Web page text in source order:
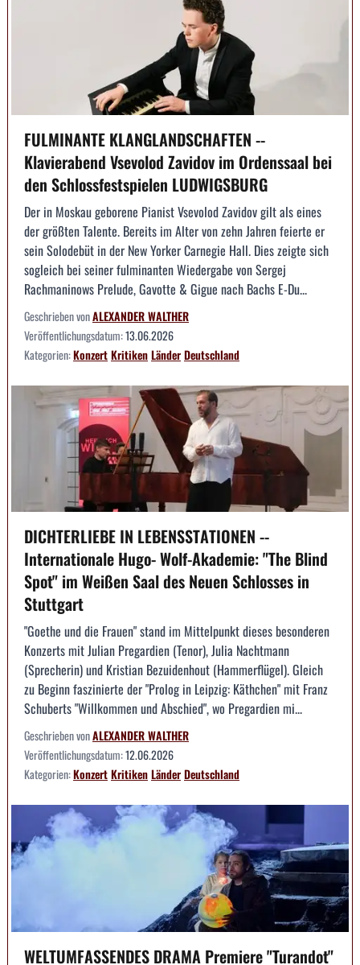
FULMINANTE KLANGLANDSCHAFTEN --
Klavierabend Vsevolod Zavidov im Ordenssaal bei
den Schlossfestspielen LUDWIGSBURG
Der in Moskau geborene Pianist Vsevolod Zavidov gilt als eines
der größten Talente. Bereits im Alter von zehn Jahren feierte er
sein Solodebüt in der New Yorker Carnegie Hall. Dies zeigte sich
sogleich bei seiner fulminanten Wiedergabe von Sergej
Rachmaninows Prelude, Gavotte & Gigue nach Bachs E-Du...
Geschrieben vonALEXANDER WALTHER
Veröffentlichungsdatum:13.06.2026
Kategorien:KonzertKritikenLänderDeutschland
DICHTERLIEBE IN LEBENSSTATIONEN --
Internationale Hugo- Wolf-Akademie: "The Blind
Spot" im Weißen Saal des Neuen Schlosses in
Stuttgart
"Goethe und die Frauen" stand im Mittelpunkt dieses besonderen
Konzerts mit Julian Pregardien (Tenor), Julia Nachtmann
(Sprecherin) und Kristian Bezuidenhout (Hammerflügel). Gleich
zu Beginn faszinierte der "Prolog in Leipzig: Käthchen" mit Franz
Schuberts "Willkommen und Abschied", wo Pregardien mi...
Geschrieben vonALEXANDER WALTHER
Veröffentlichungsdatum:12.06.2026
Kategorien:KonzertKritikenLänderDeutschland
WELTUMFASSENDES DRAMA Premiere "Turandot"